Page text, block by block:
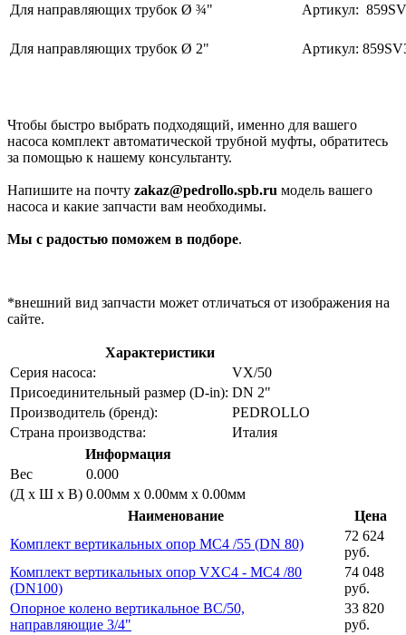
Для направляющих трубок Ø ¾" Артикул:
Для направляющих трубок Ø 2" Артикул:
Чтобы быстро выбрать подходящий, именно для вашего
насоса комплект автоматической трубной муфты, обратитесь
за помощью к нашему консультанту.
Напишите на почту zakaz@pedrollo.spb.ru модель вашего
насоса и какие запчасти вам необходимы.
Мы с радостью поможем в подборе.
*внешний вид запчасти может отличаться от изображения на
сайте.
Характеристики
Серия насоса:
VX/50
Присоединительный размер (D-in): DN 2"
Производитель (бренд):
PEDROLLO
Страна производства:
Италия
Информация
Вес
0.000
(Д х Ш х В) 0.00мм x 0.00мм x 0.00мм
Наименование
Цена
Комплект вертикальных опор MC4 /55 (DN 80)
72 624
руб.
Комплект вертикальных опор VXC4 - MC4 /80
(DN100)
74 048
руб.
Опорное колено вертикальное BC/50,
направляющие 3/4"
33 820
руб.